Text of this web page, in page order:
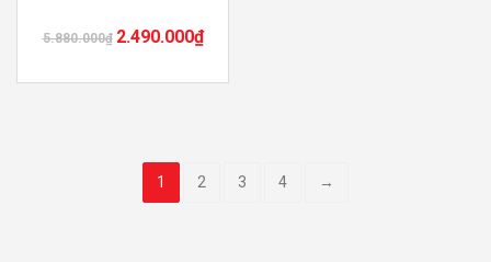
5.880.000₫ 2.490.000₫
1 2 3 4 →